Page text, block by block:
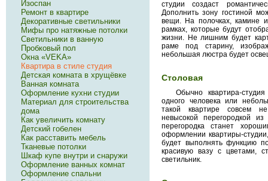
студии создаст
Дополнить зону гостиной
вещи. На полочках, камине
рамках, которые будут
жизни. Не лишним будет
раме под старину,
небольшая люстра будет
Столовая
Обычно квартира-
одного человека или
такой квартире совсем
невысокой перегородкой
перегородка станет
оформлении квартиры-
будет выполнять функцию
красивую вазу с цветами,
светильник.
Изоспан
Ремонт в квартире
Декоративные светильники
Мифы про натяжные потолки
Светильники в ванную
Пробковый пол
Окна «VEKA»
Квартира в стиле студия
Детская комната в хрущёвке
Ванная комната
Оформление кухни студии
Материал для строительства
дома
Как увеличить комнату
Детский гобелен
Как расставить мебель
Тканевые потолки
Шкаф купе внутри и снаружи
Оформление ванных комнат
Оформление спальни